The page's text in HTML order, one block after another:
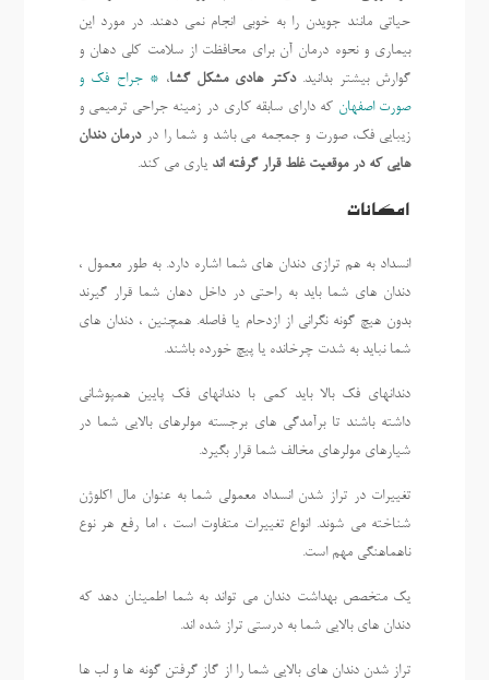
حیاتی مانند جویدن را به خوبی انجام نمی دهند. در مورد این
بیماری و نحوه درمان آن برای محافظت از سلامت کلی دهان و
گوارش بیشتر بدانید.دکتر هادی مشکل گشا، * جراح فک و
صورت اصفهان که دارای سابقه کاری در زمینه جراحی ترمیمی و
زیبایی فک، صورت و جمجمه می باشد و شما را دردرمان دندان
هایی که در موقعیت غلط قرار گرفته اند یاری می کند.
امکانات
انسداد به هم ترازی دندان های شما اشاره دارد. به طور معمول ،
دندان های شما باید به راحتی در داخل دهان شما قرار گیرند
بدون هیچ گونه نگرانی از ازدحام یا فاصله. همچنین ، دندان های
شما نباید به شدت چرخانده یا پیچ خورده باشند.
دندانهای فک بالا باید کمی با دندانهای فک پایین همپوشانی
داشته باشند تا برآمدگی های برجسته مولرهای بالایی شما در
شیارهای مولرهای مخالف شما قرار بگیرد.
تغییرات در تراز شدن انسداد معمولی شما به عنوان مال اکلوژن
شناخته می شوند. انواع تغییرات متفاوت است ، اما رفع هر نوع
ناهماهنگی مهم است.
یک متخصص بهداشت دندان می تواند به شما اطمینان دهد که
دندان های بالایی شما به درستی تراز شده اند.
تراز شدن دندان های بالایی شما را از گاز گرفتن گونه ها و لب ها